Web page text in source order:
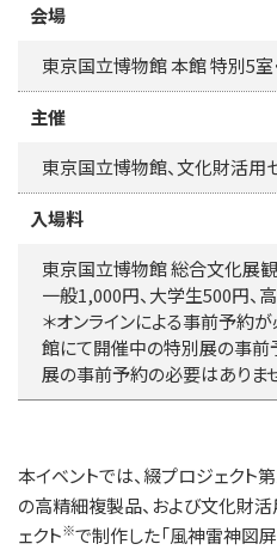
会場
東京国立博物館 本館 特別5室
主催
東京国立博物館、文化財活用
入場料
東京国立博物館 総合文化展
一般1,000円、大学生500円、
＊オンラインによる事前予約
館にて開催中の特別展の事前
展の事前予約の必要はありま
本イベントでは、綴プロジェクト
の高精細複製品、および文化財
ェクト※で制作した「風神雷神図